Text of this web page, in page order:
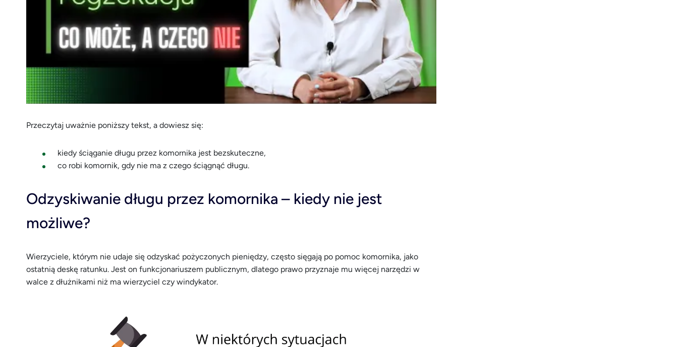
Przeczytaj uważnie poniższy tekst, a dowiesz się:
kiedy ściąganie długu przez komornika jest bezskuteczne,
co robi komornik, gdy nie ma z czego ściągnąć długu.
Odzyskiwanie długu przez komornika – kiedy nie jest
możliwe?
Wierzyciele, którym nie udaje się odzyskać pożyczonych pieniędzy, często sięgają po pomoc komornika, jako
ostatnią deskę ratunku. Jest on funkcjonariuszem publicznym, dlatego prawo przyznaje mu więcej narzędzi w
walce z dłużnikami niż ma wierzyciel czy windykator.